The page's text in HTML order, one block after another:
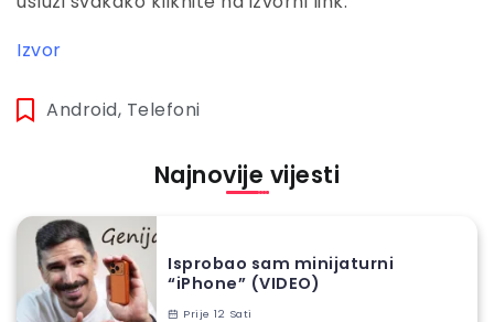
Izvor
Android, Telefoni
Najnovije vijesti
Isprobao sam minijaturni
“iPhone” (VIDEO)
Prije 12 Sati